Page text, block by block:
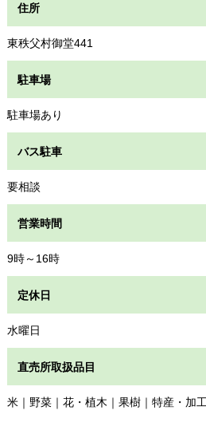
住所
東秩父村御堂441
駐車場
駐車場あり
バス駐車
要相談
営業時間
9時～16時
定休日
水曜日
直売所取扱品目
米｜野菜｜花・植木｜果樹｜特産・加